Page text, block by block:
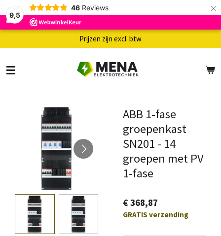
9,5
46 Reviews ×
Prijzen zijn excl. btw
ABB 1-fase
groepenkast
SN201 - 14
groepen met PV
1-fase
€ 368,87
GRATIS verzending